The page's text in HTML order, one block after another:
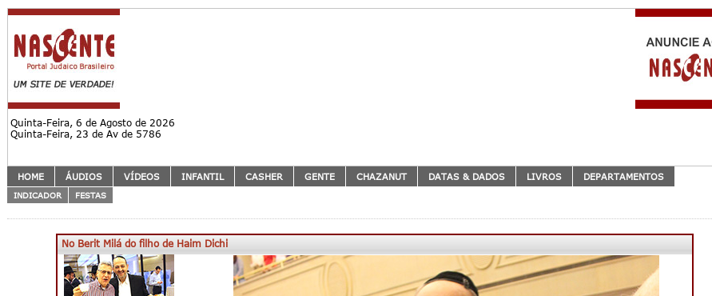
Quinta-Feira, 6 de Agosto de 2026
Quinta-Feira, 23 de Av de 5786
HOME ÁUDIOS VÍDEOS INFANTIL CASHER GENTE CHAZANUT DATAS & DADOS LIVROS DEPARTAMENTOS
INDICADOR FESTAS